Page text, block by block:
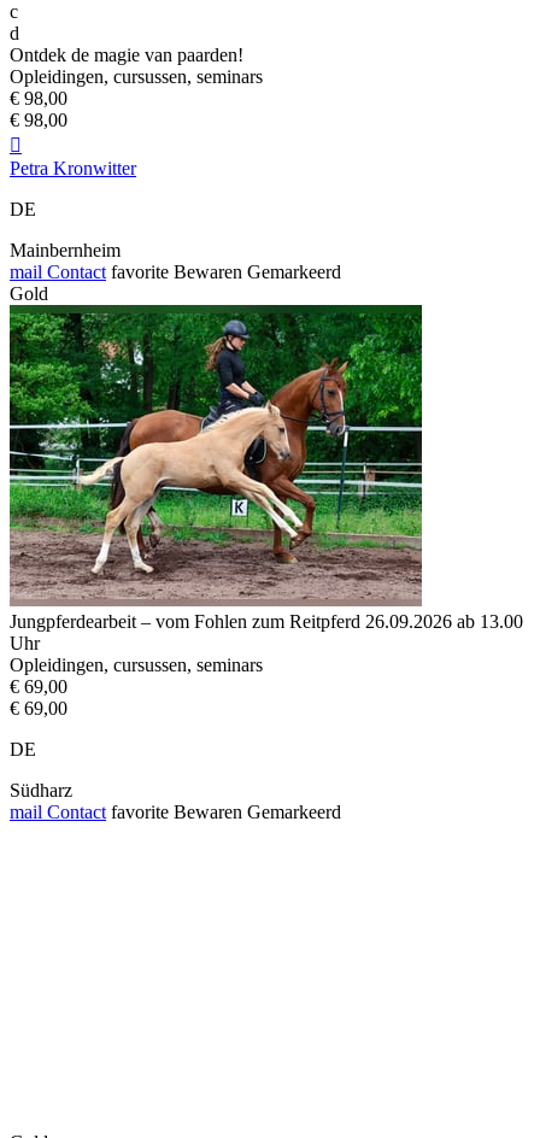
c
d
Ontdek de magie van paarden!
Opleidingen, cursussen, seminars
€ 98,00
€ 98,00

Petra Kronwitter
DE
Mainbernheim
mail Contact favorite Bewaren Gemarkeerd
Gold
Jungpferdearbeit – vom Fohlen zum Reitpferd 26.09.2026 ab 13.00
Uhr
Opleidingen, cursussen, seminars
€ 69,00
€ 69,00
DE
Südharz
mail Contact favorite Bewaren Gemarkeerd